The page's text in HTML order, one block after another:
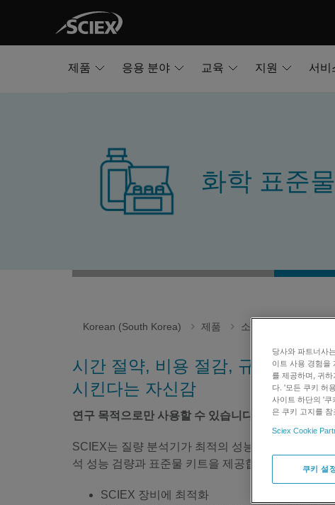
제품 응용 분야 교육 지원 서비
화학 표준
Korean (South Korea) 제품 소모품
시간 절약, 비용 절감, 규정 준수
시킨다는 자신감
연구 목적으로만 사용할 수 있습니다. 진단 절차에는
SCIEX는 질량 분석기가 최적의 성능을 발휘하고 재
석 성능 검량과 표준물 키트을 제공합니다.
SCIEX 장비에 최적화
당사와 파트너사
이트 사용 경험을
를 제공하며, 귀
다. '모든 쿠키 허
사이트 하단의 '
은 쿠키 고지를 참
Sciex Cookie
쿠키 설